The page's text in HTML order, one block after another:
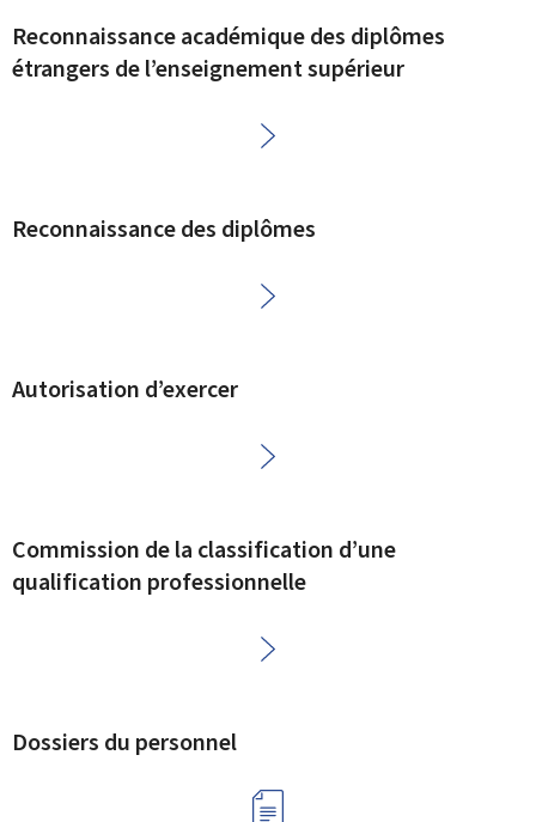
Reconnaissance académique des diplômes
étrangers de l’enseignement supérieur
Reconnaissance des diplômes
Autorisation d’exercer
Commission de la classification d’une
qualification professionnelle
Dossiers du personnel